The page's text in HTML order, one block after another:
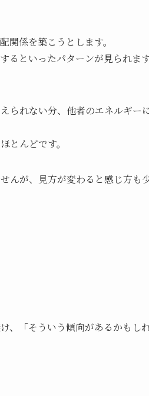
係を築こうとします。
といったパターンが見られます
られない分、他者のエネルギー
とんどです。
んが、見方が変わると感じ方も
、「そういう傾向があるかもし